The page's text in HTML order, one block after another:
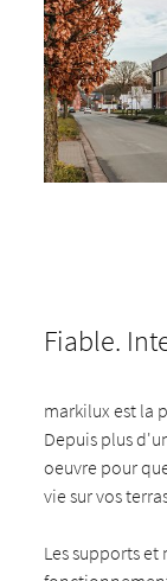
Fiable.
markilux est la
Depuis plus
oeuvre pour
vie sur vos
Les supports